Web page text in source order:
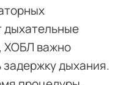
дыхательные
ХОБЛ важно
дыхания.